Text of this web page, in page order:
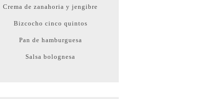
Crema de zanahoria y jengibre
Bizcocho cinco quintos
Pan de hamburguesa
Salsa bolognesa